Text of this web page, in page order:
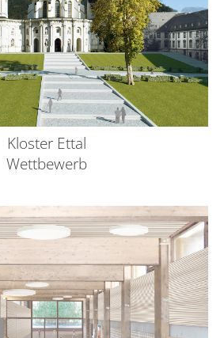
Kloster Ettal
Wettbewerb